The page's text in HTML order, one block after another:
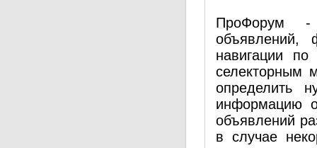
ПроФорум -
объявлений,
навигации по
селекторным
определить
информацию
объявлений
в случае